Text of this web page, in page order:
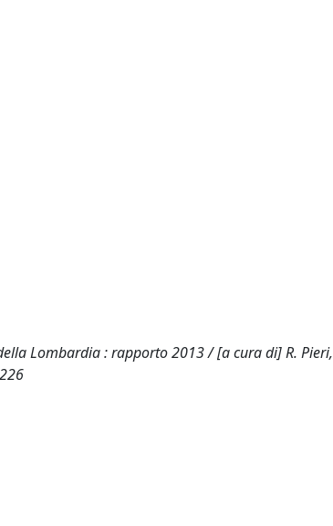
Lombardia : rapporto 2013 / [a cura di] R.